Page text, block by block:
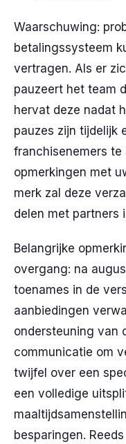
Waarschuwing:
betalingssysteem
vertragen. Als er
pauzeert het team
hervat deze nadat
pauzes zijn tijdelijk
franchisenemers te
opmerkingen met
merk zal deze
delen met partners
Belangrijke
overgang: na
toenames in de
aanbiedingen
ondersteuning van
communicatie om
twijfel over een
een volledige
besparingen.